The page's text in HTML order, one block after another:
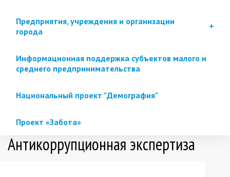
Предприятия, учреждения и организации
города
Информационная поддержка субъектов малого и
среднего предпринимательства
Национальный проект "Демография"
Проект «Забота»
Антикоррупционная экспертиза